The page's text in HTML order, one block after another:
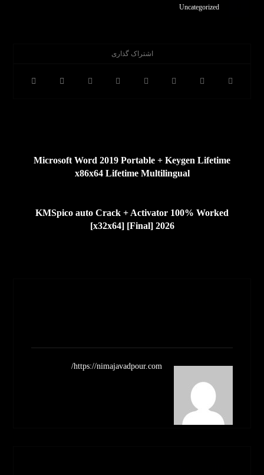
Uncategorized
Microsoft Word 2019 Portable + Keygen Lifetime
x86x64 Lifetime Multilingual
KMSpico auto Crack + Activator 100% Worked
[x32x64] [Final] 2026
https://nimajavadpour.com/